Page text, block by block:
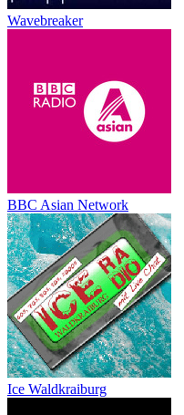
Wavebreaker
BBC Asian Network
Ice Waldkraiburg